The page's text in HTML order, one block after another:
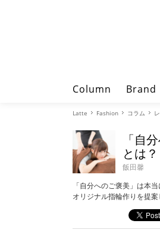
Column Brand
Latte Fashion コラム
「自
とは？
飯田馨
「自分へのご褒美」は本
オリジナル指輪作りを提案